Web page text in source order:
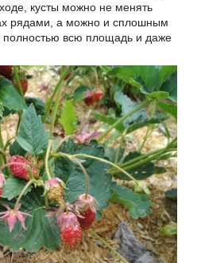
кусты можно не менять
рядами, а можно и сплошным
полностью всю площадь и даже